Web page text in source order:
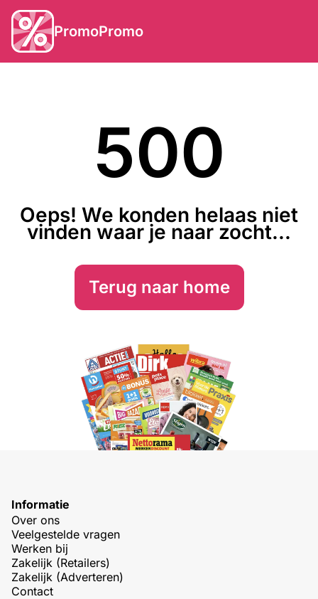
PromoPromo
500
Oeps! We konden helaas niet
vinden waar je naar zocht...
Terug naar home
Informatie
Over ons
Veelgestelde vragen
Werken bij
Zakelijk (Retailers)
Zakelijk (Adverteren)
Contact